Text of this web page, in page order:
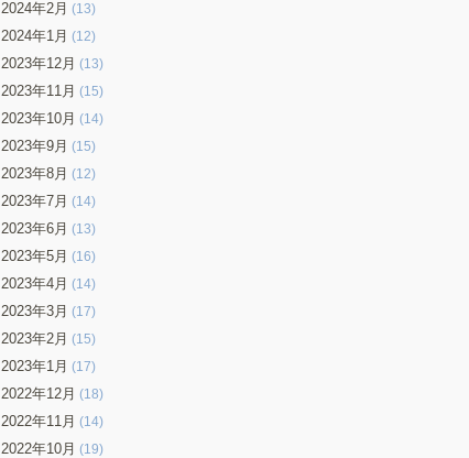
2024年2月 (13)
2024年1月 (12)
2023年12月 (13)
2023年11月 (15)
2023年10月 (14)
2023年9月 (15)
2023年8月 (12)
2023年7月 (14)
2023年6月 (13)
2023年5月 (16)
2023年4月 (14)
2023年3月 (17)
2023年2月 (15)
2023年1月 (17)
2022年12月 (18)
2022年11月 (14)
2022年10月 (19)